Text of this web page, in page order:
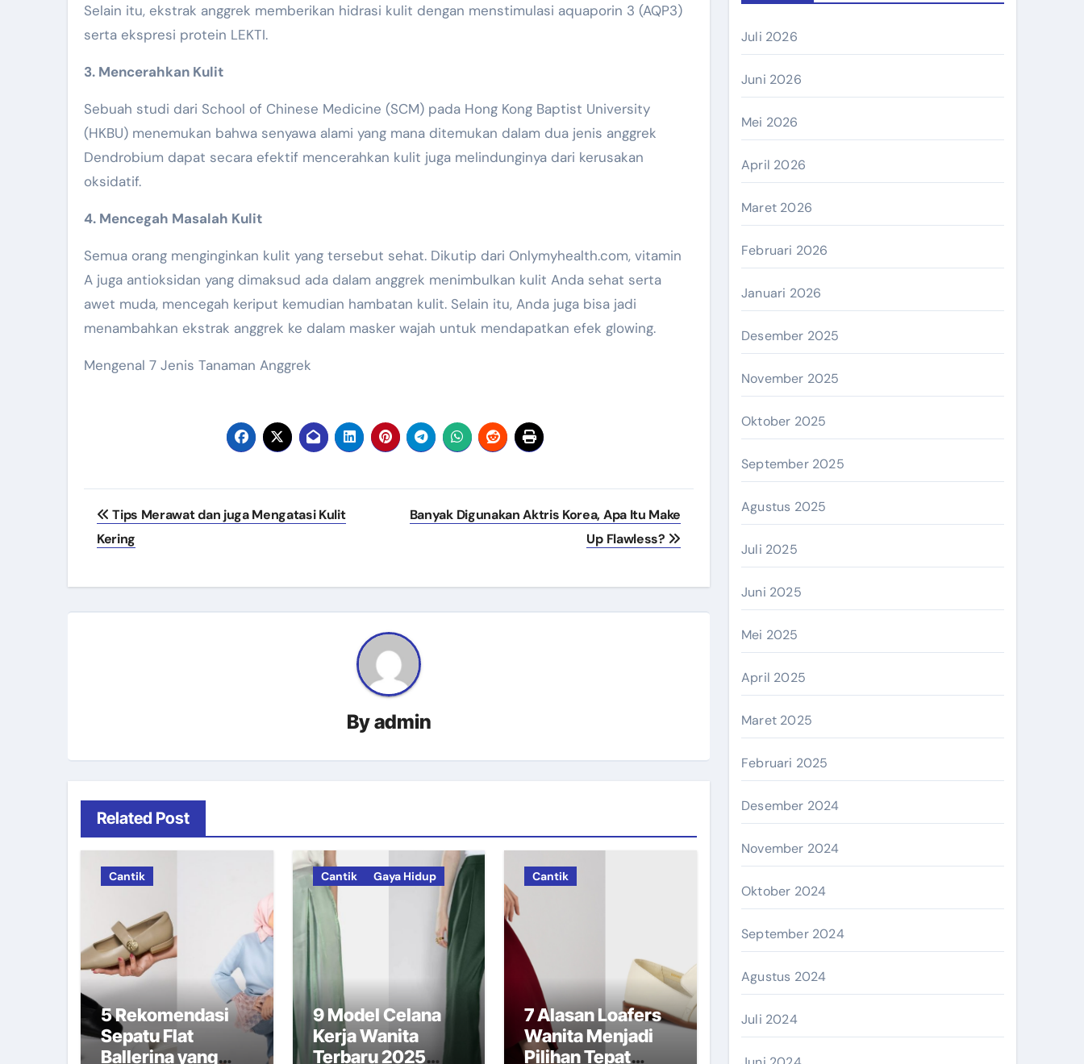
Selain itu, ekstrak anggrek memberikan hidrasi kulit dengan menstimulasi aquaporin 3 (AQP3)
serta ekspresi protein LEKTI.
3. Mencerahkan Kulit
Sebuah studi dari School of Chinese Medicine (SCM) pada Hong Kong Baptist University
(HKBU) menemukan bahwa senyawa alami yang mana ditemukan dalam dua jenis anggrek
Dendrobium dapat secara efektif mencerahkan kulit juga melindunginya dari kerusakan
oksidatif.
4. Mencegah Masalah Kulit
Semua orang menginginkan kulit yang tersebut sehat. Dikutip dari Onlymyhealth.com, vitamin
A juga antioksidan yang dimaksud ada dalam anggrek menimbulkan kulit Anda sehat serta
awet muda, mencegah keriput kemudian hambatan kulit. Selain itu, Anda juga bisa jadi
menambahkan ekstrak anggrek ke dalam masker wajah untuk mendapatkan efek glowing.
Mengenal 7 Jenis Tanaman Anggrek
Navigasi
pos
Tips Merawat dan juga Mengatasi Kulit
Kering
Banyak Digunakan Aktris Korea, Apa Itu Make
Up Flawless?
Byadmin
Related Post
Cantik
5 Rekomendasi
Sepatu Flat
Ballerina yang
Cantik Gaya Hidup
9 Model Celana
Kerja Wanita
Terbaru 2025
Cantik
7 Alasan Loafers
Wanita Menjadi
Pilihan Tepat
Juli 2026
Juni 2026
Mei 2026
April 2026
Maret 2026
Februari 2026
Januari 2026
Desember 2025
November 2025
Oktober 2025
September 2025
Agustus 2025
Juli 2025
Juni 2025
Mei 2025
April 2025
Maret 2025
Februari 2025
Desember 2024
November 2024
Oktober 2024
September 2024
Agustus 2024
Juli 2024